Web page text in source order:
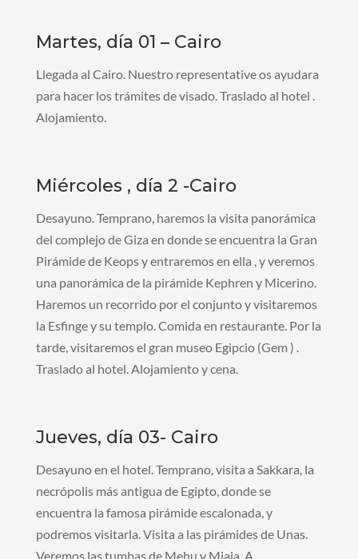
Martes, día 01 – Cairo
Llegada al Cairo. Nuestro representative os ayudara
para hacer los trámites de visado. Traslado al hotel .
Alojamiento.
Miércoles , día 2 -Cairo
Desayuno. Temprano, haremos la visita panorámica
del complejo de Giza en donde se encuentra la Gran
Pirámide de Keops y entraremos en ella , y veremos
una panorámica de la pirámide Kephren y Micerino.
Haremos un recorrido por el conjunto y visitaremos
la Esfinge y su templo. Comida en restaurante. Por la
tarde, visitaremos el gran museo Egipcio (Gem ) .
Traslado al hotel. Alojamiento y cena.
Jueves, día 03- Cairo
Desayuno en el hotel. Temprano, visita a Sakkara, la
necrópolis más antigua de Egipto, donde se
encuentra la famosa pirámide escalonada, y
podremos visitarla. Visita a las pirámides de Unas.
Veremos las tumbas de Mehu y Miaia. A